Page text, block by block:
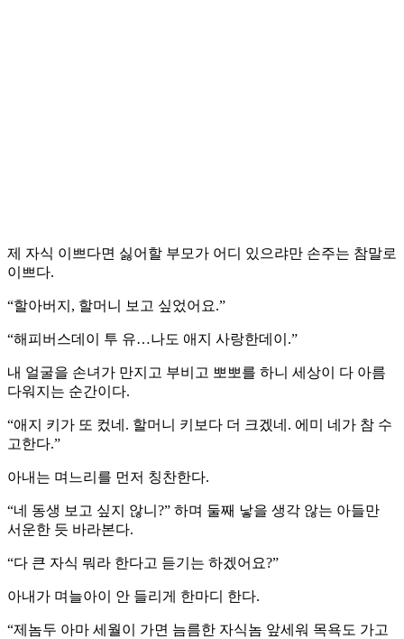
제 자식 이쁘다면 싫어할 부모가 어디 있으랴만 손주는 참말로
이쁘다.
“할아버지, 할머니 보고 싶었어요.”
“해피버스데이 투 유…나도 애지 사랑한데이.”
내 얼굴을 손녀가 만지고 부비고 뽀뽀를 하니 세상이 다 아름
다워지는 순간이다.
“애지 키가 또 컸네. 할머니 키보다 더 크겠네. 에미 네가 참 수
고한다.”
아내는 며느리를 먼저 칭찬한다.
“네 동생 보고 싶지 않니?” 하며 둘째 낳을 생각 않는 아들만
서운한 듯 바라본다.
“다 큰 자식 뭐라 한다고 듣기는 하겠어요?”
아내가 며늘아이 안 들리게 한마디 한다.
“제놈두 아마 세월이 가면 늠름한 자식놈 앞세워 목욕도 가고